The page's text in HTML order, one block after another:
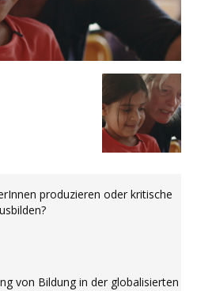
produzieren oder kritische
von Bildung in der globalisierten